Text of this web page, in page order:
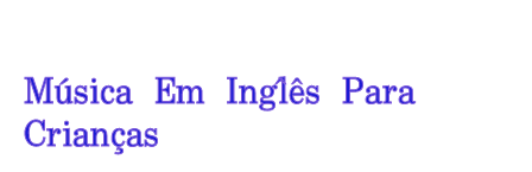
Música Em Inglês Para
Crianças